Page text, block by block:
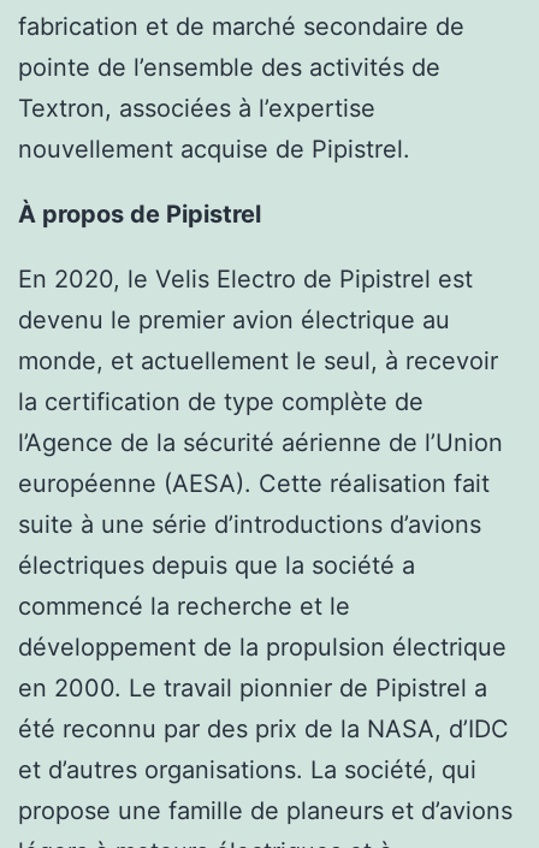
fabrication et de marché secondaire de
pointe de l’ensemble des activités de
Textron, associées à l’expertise
nouvellement acquise de Pipistrel.
À propos de Pipistrel
En 2020, le Velis Electro de Pipistrel est
devenu le premier avion électrique au
monde, et actuellement le seul, à recevoir
la certification de type complète de
l’Agence de la sécurité aérienne de l’Union
européenne (AESA). Cette réalisation fait
suite à une série d’introductions d’avions
électriques depuis que la société a
commencé la recherche et le
développement de la propulsion électrique
en 2000. Le travail pionnier de Pipistrel a
été reconnu par des prix de la NASA, d’IDC
et d’autres organisations. La société, qui
propose une famille de planeurs et d’avions